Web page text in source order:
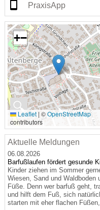
PraxisApp
🔍
+−
Leaflet | ©OpenStreetMap
contributors
Aktuelle Meldungen
06.08.2026
Barfußlaufen fördert gesunde
Kinder ziehen im Sommer
Wiesen, Sand und Waldboden
Füße. Denn wer barfuß geht,
und hilft dem Fuß, sich
starten mit eher flachen